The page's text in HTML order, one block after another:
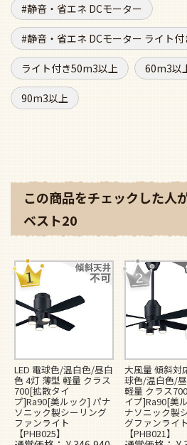
静音・省エネ DCモーター
静音・省エネ DCモーター ライト付
ライト付き50m3以上 60m3以
90m3以上
この商品をチェックした人
ベスト20
LED 電球色/温白色/昼白
色 4灯 薄型 軽量 クラス
700[拡散タイ
プ]Ra90[美ルック] パナ
ソニック製シーリング
ファンライト
【PHB025】
大風量 傾斜対
球色/温白色/
軽量 クラス
イプ]Ra90[美
ナソニック製
グファンライト
【PHB021】